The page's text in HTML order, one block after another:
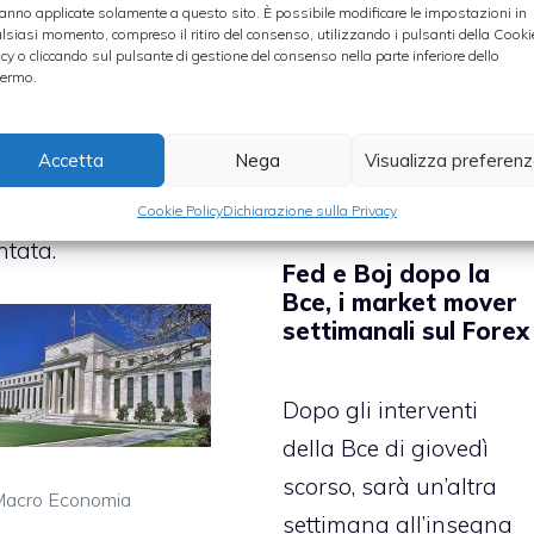
applicate solamente a questo sito. È possibile modificare le impostazioni in
momento, compreso il ritiro del consenso, utilizzando i pulsanti della
o cliccando sul pulsante di gestione del consenso nella parte inferiore dello
Accetta Nega Visualizza
Cookie PolicyDichiarazione sulla Privacy
compresa tra
e lo 0,5% sta
i mercati di
il mondo anche se
viene data per
Economia
Fed e Boj dopo la
Bce, i market mover
settimanali sul Forex
Dopo gli interventi
della Bce di giovedì
scorso, sarà un’altra
settimana all’insegna